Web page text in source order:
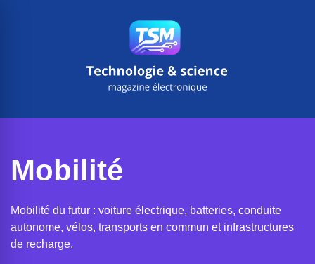
Mobilité
Mobilité du futur : voiture électrique, batteries, conduite
autonome, vélos, transports en commun et infrastructures
de recharge.